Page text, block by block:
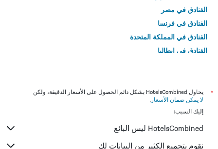
الفنادق في مصر
الفنادق في فرنسا
الفنادق في المملكة المتحدة
الفنادق في إيطاليا
*
يحاول HotelsCombined بشكل دائم الحصول على الأسعار الدقيقة، ولكن
لا يمكن ضمان الأسعار .
إليك السبب:
HotelsCombined ليس البائع
نقوم بتجميع الكثير من البيانات لك